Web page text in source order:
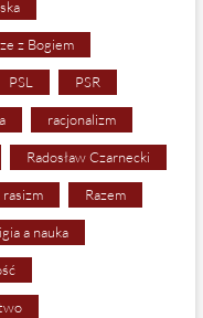
z Bogiem
PSL PSR
racjonalizm
Radosław Czarnecki
rasizm Razem
a nauka